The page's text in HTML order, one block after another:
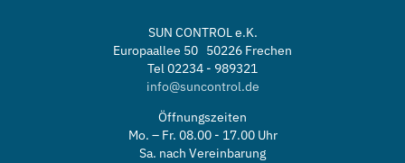
SUN CONTROL e.K.
Europaallee 50 50226 Frechen
Tel 02234 - 989321
info@suncontrol.de
Öffnungszeiten
Mo. – Fr. 08.00 - 17.00 Uhr
Sa. nach Vereinbarung